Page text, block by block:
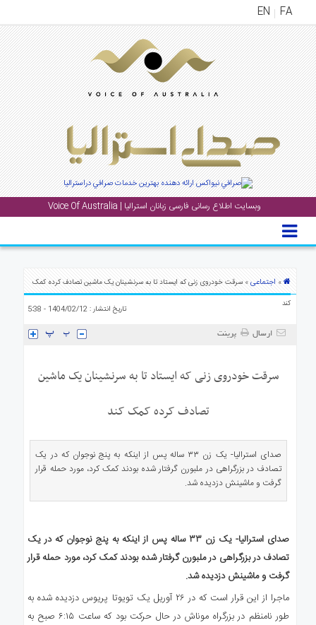
FA
EN
وبسایت اطلاع رسانی فارسی زبانان استرالیا | Voice Of Australia
منوی
اصلی
خانه
جشن
ها
و
رویداد
ها
استرالیا
» اجتماعی» سرقت خودروی زنی که ایستاد تا به سرنشینان یک ماشین تصادف کرده کمک
کند
تاریخ انتشار : 1404/02/12 - 5:38
ارسال پرینت
سرقت خودروی زنی که ایستاد تا به سرنشینان یک ماشین
تصادف کرده کمک کند
صدای استرالیا- یک زن ۳۳ ساله پس از اینکه به پنج نوجوان که در یک
تصادف در بزرگراهی در ملبورن گرفتار شده بودند کمک کرد، مورد حمله قرار
گرفت و ماشینش دزدیده شد.
صدای استرالیا- یک زن ۳۳ ساله پس از اینکه به پنج نوجوان که در یک
تصادف در بزرگراهی در ملبورن گرفتار شده بودند کمک کرد، مورد حمله قرار
گرفت و ماشینش دزدیده شد.
ماجرا از این قرار است که در ۲۶ آوریل یک تویوتا پریوس دزدیده شده به
طور نامنظم در بزرگراه موناش در حال حرکت بود که ساعت ۶:۱۵ صبح به